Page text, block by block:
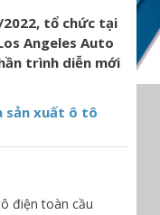
2022, tổ chức tại
Angeles Auto
trình diễn mới
sản xuất ô tô
điện toàn cầu